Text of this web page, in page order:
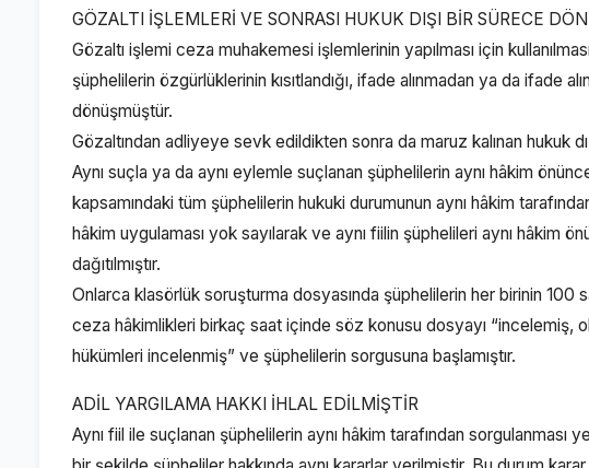
GÖZALTI İŞLEMLERİ VE SONRASI HUKUK DIŞI BİR SÜRECE
Gözaltı işlemi ceza muhakemesi işlemlerinin yapılması için
şüphelilerin özgürlüklerinin kısıtlandığı, ifade alınmadan ya da ifade
dönüşmüştür.
Gözaltından adliyeye sevk edildikten sonra da maruz kalınan hukuk
Aynı suçla ya da aynı eylemle suçlanan şüphelilerin aynı hâkim
kapsamındaki tüm şüphelilerin hukuki durumunun aynı hâkim
hâkim uygulaması yok sayılarak ve aynı fiilin şüphelileri aynı hâkim
dağıtılmıştır.
Onlarca klasörlük soruşturma dosyasında şüphelilerin her birinin 100
ceza hâkimlikleri birkaç saat içinde söz konusu dosyayı “incelemiş,
hükümleri incelenmiş” ve şüphelilerin sorgusuna başlamıştır.
ADİL YARGILAMA HAKKI İHLAL EDİLMİŞTİR
Aynı fiil ile suçlanan şüphelilerin aynı hâkim tarafından sorgulanması